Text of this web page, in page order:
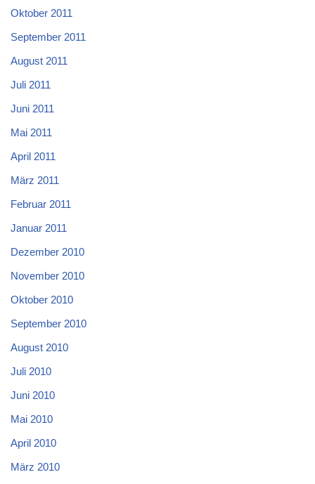
Oktober 2011
September 2011
August 2011
Juli 2011
Juni 2011
Mai 2011
April 2011
März 2011
Februar 2011
Januar 2011
Dezember 2010
November 2010
Oktober 2010
September 2010
August 2010
Juli 2010
Juni 2010
Mai 2010
April 2010
März 2010